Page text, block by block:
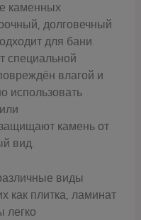
каменных
долговечный
для бани.
специальной
влагой и
использовать
камень от
вид.
виды
как плитка, ламинат
легко